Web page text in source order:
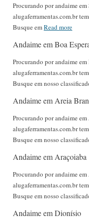
Procurando por andaime
alugaferramentas.com.br
Busque emRead more
Andaime em Boa
Procurando por andaime
alugaferramentas.com.br
Busque em nosso
Andaime em Areia
Procurando por andaime
alugaferramentas.com.br
Busque em nosso
Andaime em Araçoiaba
Procurando por andaime
alugaferramentas.com.br
Busque em nosso
Andaime em Dionísio